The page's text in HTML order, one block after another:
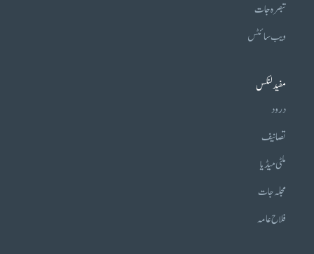
تبصرہ جات
ویب سائٹس
مفید لنکس
درود
تصانیف
ملٹی میڈیا
مجلہ جات
فلاح عامہ